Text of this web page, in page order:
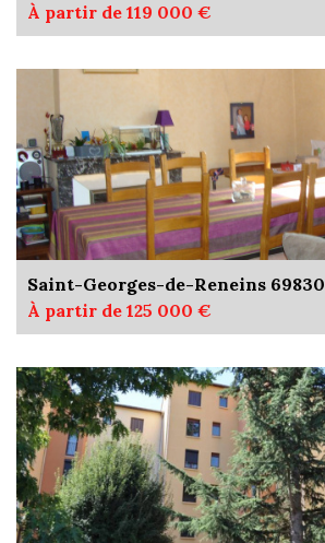
À partir de 119 000 €
Saint-Georges-de-Reneins 69830
À partir de 125 000 €